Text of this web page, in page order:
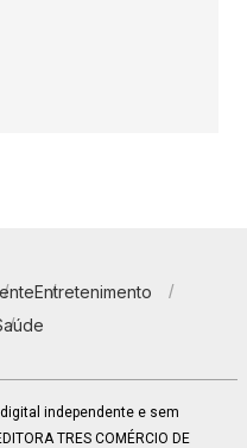
Entretenimento
digital independente e sem
TRES COMÉRCIO DE